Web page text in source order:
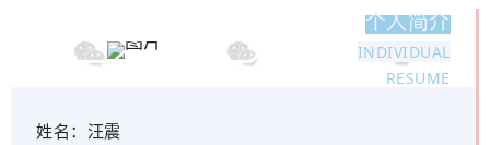
个人简介
INDIVIDUAL
RESUME
姓名： 汪震